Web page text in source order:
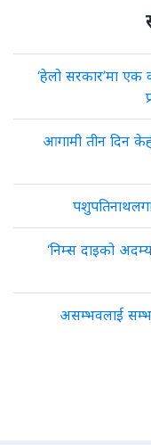
‘हेलो सरकार’मा एक
आगामी तीन दिन
‘निम्स दाइको
असम्भवलाई